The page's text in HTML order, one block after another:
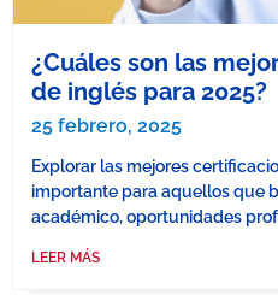
¿Cuáles son las
de inglés para 2025?
25 febrero, 2025
Explorar las mejores
importante para aquellos que
académico, oportunidades
LEER MÁS